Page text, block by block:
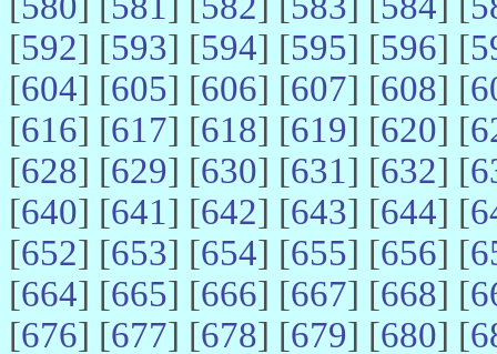
[592] [593] [594] [595] [596] [
[604] [605] [606] [607] [608] [
[616] [617] [618] [619] [620] [
[628] [629] [630] [631] [632] [
[640] [641] [642] [643] [644] [
[652] [653] [654] [655] [656] [
[664] [665] [666] [667] [668] [
[676] [677] [678] [679] [680] [